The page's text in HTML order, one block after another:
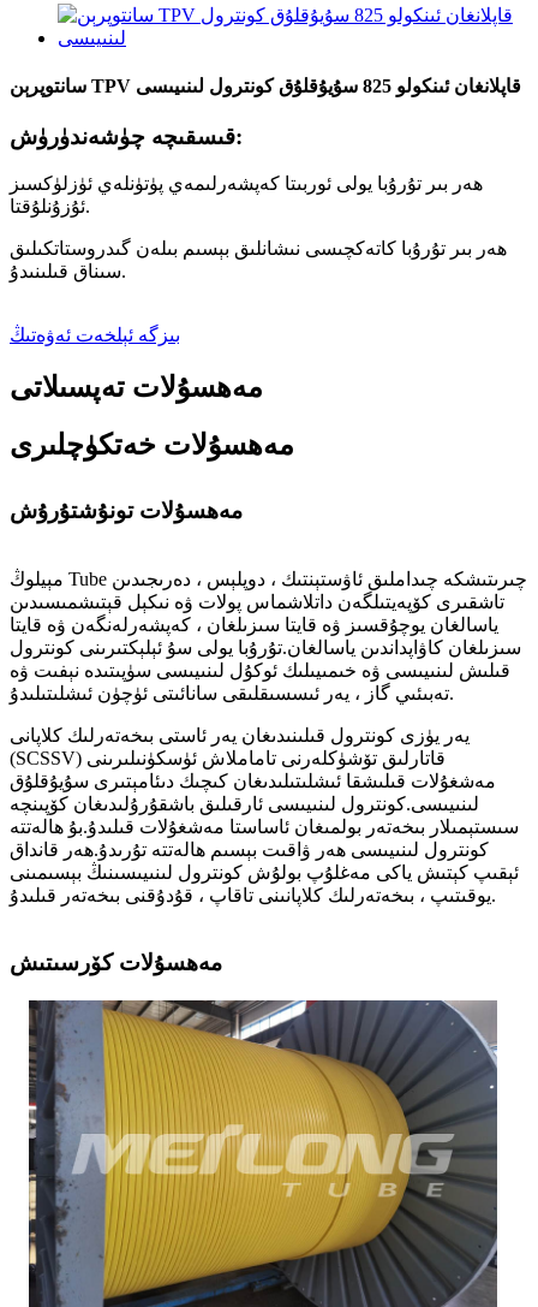
سانتوپرېن TPV قاپلانغان ئىنكولو 825 ​​سۇيۇقلۇق كونترول لىنىيىسى
قىسقىچە چۈشەندۈرۈش:
ھەر بىر تۇرۇبا يولى ئوربىتا كەپشەرلىمەي پۈتۈنلەي ئۈزلۈكسىز
ئۇزۇنلۇقتا.
ھەر بىر تۇرۇبا كاتەكچىسى نىشانلىق بېسىم بىلەن گىدروستاتكىلىق
سىناق قىلىنىدۇ.
بىزگە ئېلخەت ئەۋەتىڭ
مەھسۇلات تەپسىلاتى
مەھسۇلات خەتكۈچلىرى
مەھسۇلات تونۇشتۇرۇش
مېيلوڭ Tube چىرىتىشكە چىداملىق ئاۋستېنتىك ، دوپلېس ، دەرىجىدىن
تاشقىرى كۆپەيتىلگەن داتلاشماس پولات ۋە نىكېل قېتىشمىسىدىن
ياسالغان يوچۇقسىز ۋە قايتا سىزىلغان ، كەپشەرلەنگەن ۋە قايتا
سىزىلغان كاۋاپداندىن ياسالغان.تۇرۇبا يولى سۇ ئېلېكتىرىنى كونترول
قىلىش لىنىيىسى ۋە خىمىيىلىك ئوكۇل لىنىيىسى سۈپىتىدە نېفىت ۋە
تەبىئىي گاز ، يەر ئىسسىقلىقى سانائىتى ئۈچۈن ئىشلىتىلىدۇ.
يەر يۈزى كونترول قىلىنىدىغان يەر ئاستى بىخەتەرلىك كلاپانى
(SCSSV) قاتارلىق تۆشۈكلەرنى تاماملاش ئۈسكۈنىلىرىنى
مەشغۇلات قىلىشقا ئىشلىتىلىدىغان كىچىك دىئامېتىرى سۇيۇقلۇق
لىنىيىسى.كونترول لىنىيىسى ئارقىلىق باشقۇرۇلىدىغان كۆپىنچە
سىستېمىلار بىخەتەر بولمىغان ئاساستا مەشغۇلات قىلىدۇ.بۇ ھالەتتە
كونترول لىنىيىسى ھەر ۋاقىت بېسىم ھالەتتە تۇرىدۇ.ھەر قانداق
ئېقىپ كېتىش ياكى مەغلۇپ بولۇش كونترول لىنىيىسىنىڭ بېسىمىنى
يوقىتىپ ، بىخەتەرلىك كلاپانىنى تاقاپ ، قۇدۇقنى بىخەتەر قىلىدۇ.
مەھسۇلات كۆرسىتىش